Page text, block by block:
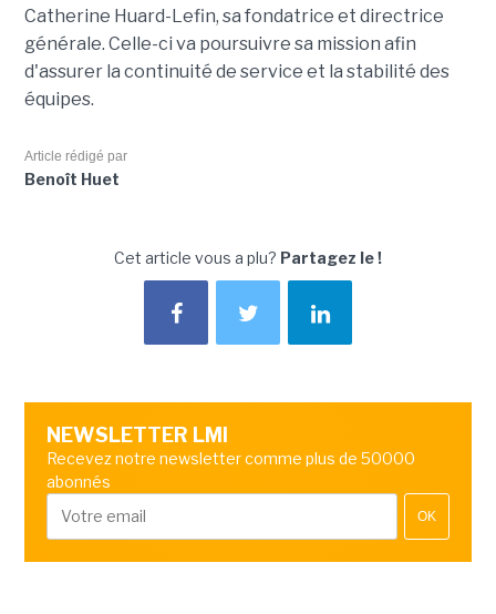
Catherine Huard-Lefin, sa fondatrice et directrice
générale. Celle-ci va poursuivre sa mission afin
d'assurer la continuité de service et la stabilité des
équipes.
Article rédigé par
Benoît Huet
Cet article vous a plu? Partagez le !
NEWSLETTER LMI
Recevez notre newsletter comme plus de 50000
abonnés
OK